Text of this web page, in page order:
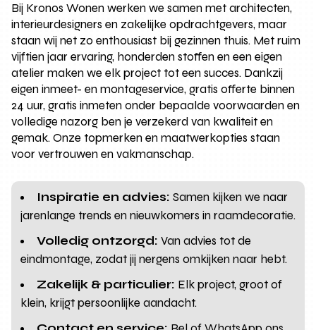
Bij Kronos Wonen werken we samen met architecten,
interieurdesigners en zakelijke opdrachtgevers, maar
staan wij net zo enthousiast bij gezinnen thuis. Met ruim
vijftien jaar ervaring, honderden stoffen en een eigen
atelier maken we elk project tot een succes. Dankzij
eigen inmeet- en montageservice, gratis offerte binnen
24 uur, gratis inmeten onder bepaalde voorwaarden en
volledige nazorg ben je verzekerd van kwaliteit en
gemak. Onze topmerken en maatwerkopties staan
voor vertrouwen en vakmanschap.
Inspiratie en advies: Samen kijken we naar
jarenlange trends en nieuwkomers in raamdecoratie.
Volledig ontzorgd: Van advies tot de
eindmontage, zodat jij nergens omkijken naar hebt.
Zakelijk & particulier: Elk project, groot of
klein, krijgt persoonlijke aandacht.